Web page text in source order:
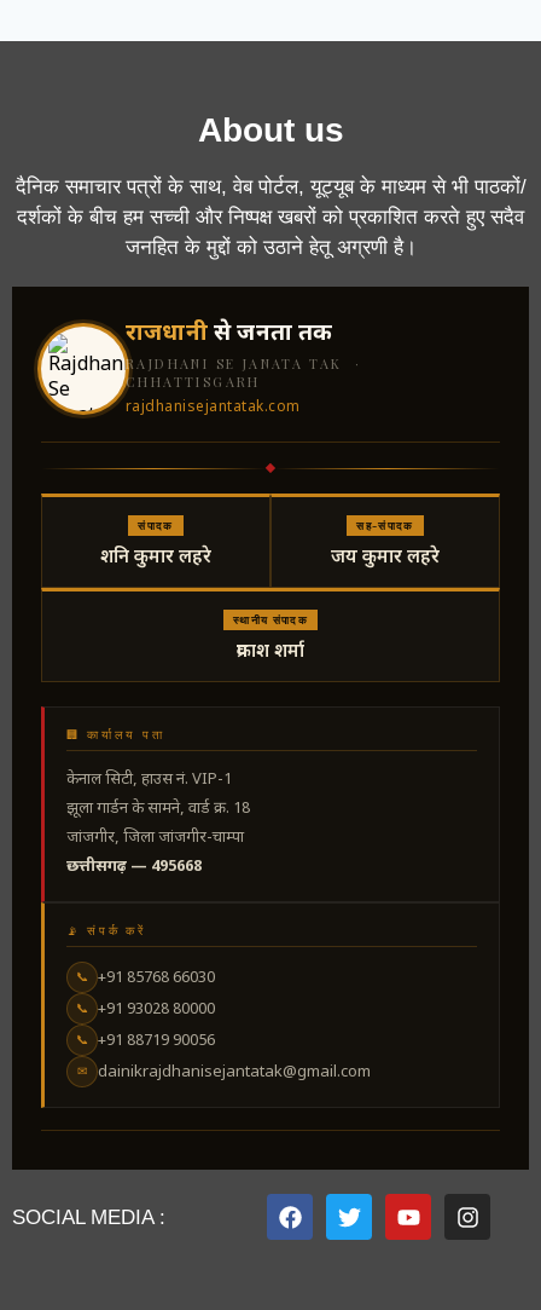
About us
दैनिक समाचार पत्रों के साथ, वेब पोर्टल, यूट्यूब के माध्यम से भी पाठकों/
दर्शकों के बीच हम सच्ची और निष्पक्ष खबरों को प्रकाशित करते हुए सदैव
जनहित के मुद्दों को उठाने हेतू अग्रणी है।
राजधानीसे जनता तक
RAJDHANI SE JANATA TAK ·
CHHATTISGARH
rajdhanisejantatak.com
संपादक
शनि कुमार लहरे
सह-संपादक
जय कुमार लहरे
स्थानीय संपादक
प्रकाश शर्मा
🏢 कार्यालय पता
केनाल सिटी, हाउस नं. VIP-1
झूला गार्डन के सामने, वार्ड क्र. 18
जांजगीर, जिला जांजगीर-चाम्पा
छत्तीसगढ़ — 495668
📡 संपर्क करें
📞 +91 85768 66030
📞 +91 93028 80000
📞 +91 88719 90056
✉ dainikrajdhanisejantatak@gmail.com
SOCIAL MEDIA :